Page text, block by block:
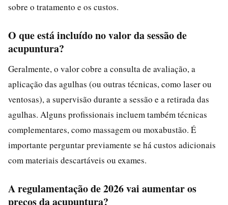
sobre o tratamento e os custos.
O que está incluído no valor da sessão de
acupuntura?
Geralmente, o valor cobre a consulta de avaliação, a
aplicação das agulhas (ou outras técnicas, como laser ou
ventosas), a supervisão durante a sessão e a retirada das
agulhas. Alguns profissionais incluem também técnicas
complementares, como massagem ou moxabustão. É
importante perguntar previamente se há custos adicionais
com materiais descartáveis ou exames.
A regulamentação de 2026 vai aumentar os
preços da acupuntura?